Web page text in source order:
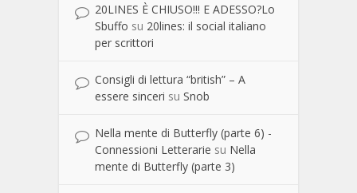
20LINES È CHIUSO!!! E ADESSO?Lo
Sbuffo su 20lines: il social italiano
per scrittori
Consigli di lettura “british” – A
essere sinceri su Snob
Nella mente di Butterfly (parte 6) -
Connessioni Letterarie su Nella
mente di Butterfly (parte 3)